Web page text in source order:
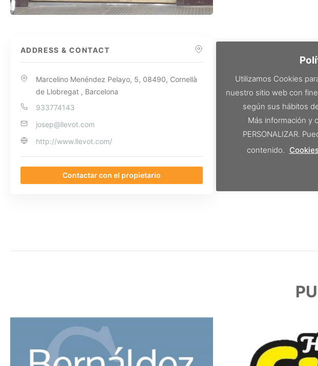
ADDRESS & CONTACT
Marcelino Menéndez Pelayo, 5, 08490, Cornellà
de Llobregat , Barcelona
933774143
josep@llevot.com
http://www.llevot.com/
Contactar con el propietario
Utilizamos Cookies
nuestro sitio web con
según sus hábitos
Más información y
PERSONALIZAR.
contenido.